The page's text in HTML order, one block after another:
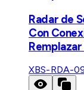
Radar de
Con
XBS-RDA-